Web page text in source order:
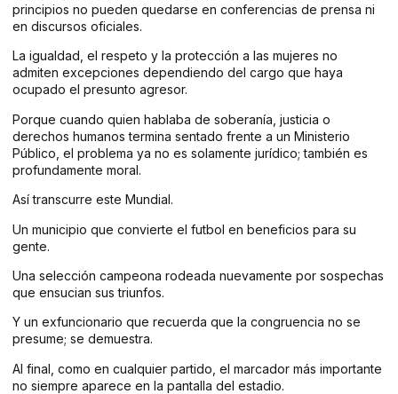
principios no pueden quedarse en conferencias de prensa ni
en discursos oficiales.
La igualdad, el respeto y la protección a las mujeres no
admiten excepciones dependiendo del cargo que haya
ocupado el presunto agresor.
Porque cuando quien hablaba de soberanía, justicia o
derechos humanos termina sentado frente a un Ministerio
Público, el problema ya no es solamente jurídico; también es
profundamente moral.
Así transcurre este Mundial.
Un municipio que convierte el futbol en beneficios para su
gente.
Una selección campeona rodeada nuevamente por sospechas
que ensucian sus triunfos.
Y un exfuncionario que recuerda que la congruencia no se
presume; se demuestra.
Al final, como en cualquier partido, el marcador más importante
no siempre aparece en la pantalla del estadio.